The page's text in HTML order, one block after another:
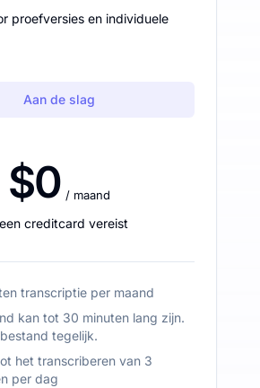
proefversies en individuele
Aan de slag
$0 / maand
creditcard vereist
transcriptie per maand
kan tot 30 minuten lang zijn.
tegelijk.
het transcriberen van 3
per dag